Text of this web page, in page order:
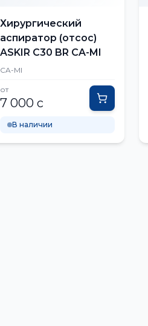
Хирургический
аспиратор (отсос)
ASKIR C30 BR CA-MI
CA-MI
от
7 000 с
В наличии